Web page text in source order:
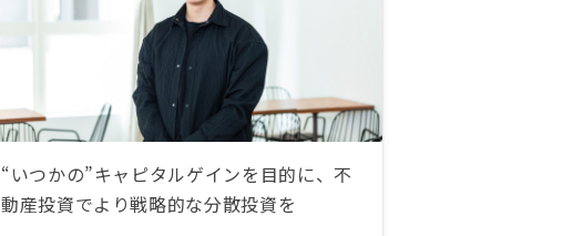
“いつかの”キャピタルゲインを目的に、不
動産投資でより戦略的な分散投資を